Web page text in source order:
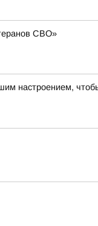
СВО»
настроением,